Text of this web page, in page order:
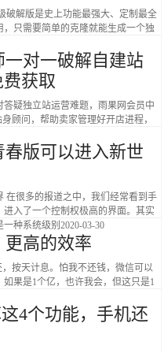
破解版是史上功能最强大、定制最全
只需要简单的克隆就能生成一个独
一对一破解自建站
获取
疑独立站运营难题，雨果网会员中
顾问，帮助卖家管理好开店进程，
版可以进入新世
在很多的报道之中，我们经常看到手
入了一个控制权极高的界面。其实
一种系统级别2020-03-30
高的效率
按天计息。怕我不还钱，微信可以
果是1个亿，也许我会，但这只是1
4个功能，手机还